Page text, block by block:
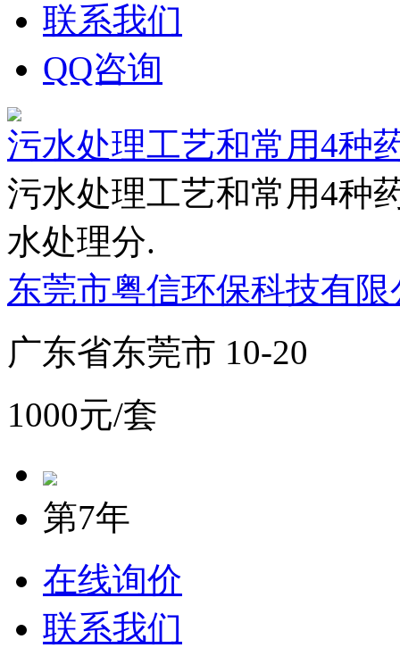
联系我们
QQ咨询
污水处理工艺和常用4种
污水处理工艺和常用4种
水处理分.
东莞市粤信环保科技有限
广东省东莞市 10-20
1000元/套
第7年
在线询价
联系我们